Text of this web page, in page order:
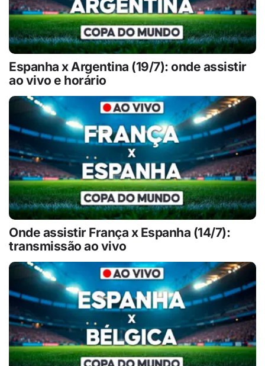
Espanha x Argentina (19/7): onde assistir
ao vivo e horário
Onde assistir França x Espanha (14/7):
transmissão ao vivo